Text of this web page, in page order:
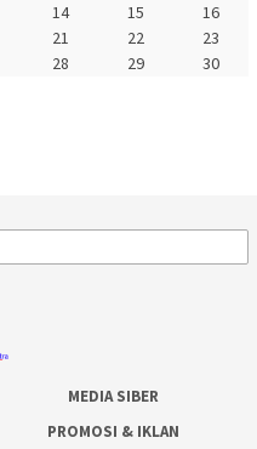
14 15
16
21 22
23
28 29
30
MEDIA SIBER
PROMOSI & IKLAN